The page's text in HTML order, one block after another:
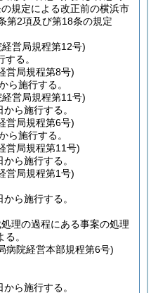
規定による改正前の横浜市
第2項及び第18条の規定
経営局規程第12号)
る。
営局規程第8号)
ら施行する。
経営局規程第11号)
ら施行する。
営局規程第6号)
ら施行する。
営局規程第11号)
ら施行する。
営局規程第1号)
ら施行する。
理の過程にある事案の処理
。
病院経営本部規程第6号)
ら施行する。